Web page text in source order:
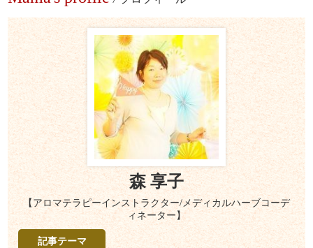
森 享子
【アロマテラピーインストラクター/メディカルハーブコーデ
ィネーター】
記事テーマ